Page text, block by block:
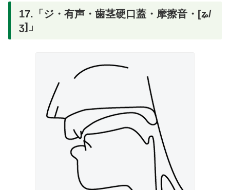
17.「ジ・有声・歯茎硬口蓋・摩擦音・[ʑ/
ʒ]」